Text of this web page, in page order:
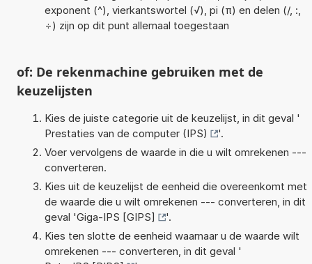
exponent (^), vierkantswortel (√), pi (π) en delen (/, :,
÷) zijn op dit punt allemaal toegestaan
of: De rekenmachine gebruiken met de
keuzelijsten
Kies de juiste categorie uit de keuzelijst, in dit geval '
Prestaties van de computer (IPS)
'.
Voer vervolgens de waarde in die u wilt omrekenen ---
converteren.
Kies uit de keuzelijst de eenheid die overeenkomt met
de waarde die u wilt omrekenen --- converteren, in dit
geval 'Giga-IPS [GIPS]
'.
Kies ten slotte de eenheid waarnaar u de waarde wilt
omrekenen --- converteren, in dit geval '